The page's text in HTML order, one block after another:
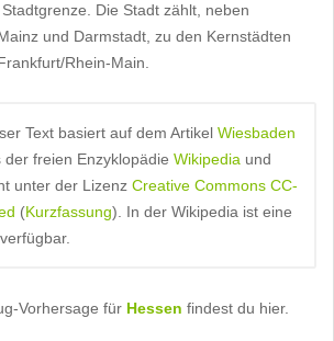
Die Stadt zählt, neben
und Darmstadt, zu den Kernstädten
Rhein-Main.
Text basiert auf dem Artikel Wiesbaden
der freien Enzyklopädie Wikipedia und
unter der Lizenz Creative Commons CC-
(Kurzfassung). In der Wikipedia ist eine
verfügbar.
Vorhersage für Hessen findest du hier.